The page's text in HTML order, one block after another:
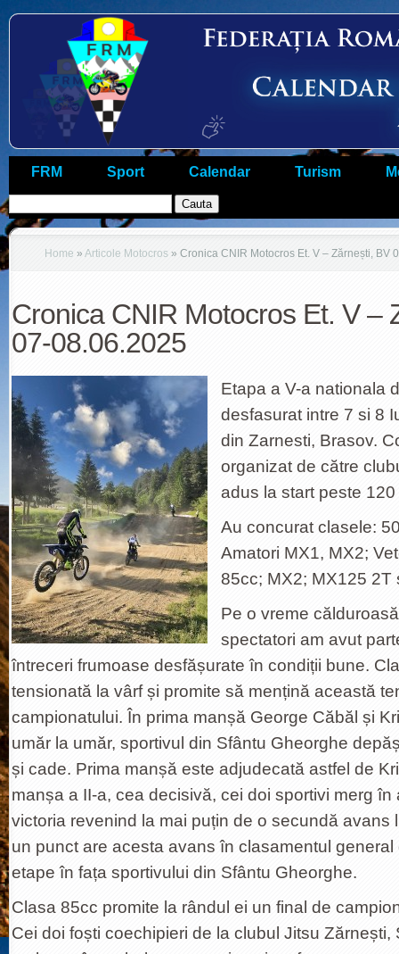
FRM Sport Calendar Turism
Home » Articole Motocros » Cronica CNIR Motocros Et. V – Zărnești, BV
Cronica CNIR Motocros Et. V –
07-08.06.2025
Etapa a V-a nationala
desfasurat intre 7 si 8
din Zarnesti, Brasov.
organizat de către
adus la start peste
Au concurat clasele:
Amatori MX1, MX2;
85cc; MX2; MX125 2T
Pe o vreme
spectatori am avut
întreceri frumoase desfășurate în condiții bune.
tensionată la vârf și promite să mențină această
campionatului. În prima manșă George Căbăl și
umăr la umăr, sportivul din Sfântu Gheorghe
și cade. Prima manșă este adjudecată astfel de
manșa a II-a, cea decisivă, cei doi sportivi merg în
victoria revenind la mai puțin de o secundă avans
un punct are acesta avans în clasamentul
etape în fața sportivului din Sfântu Gheorghe.
Clasa 85cc promite la rândul ei un final de
Cei doi foști coechipieri de la clubul Jitsu